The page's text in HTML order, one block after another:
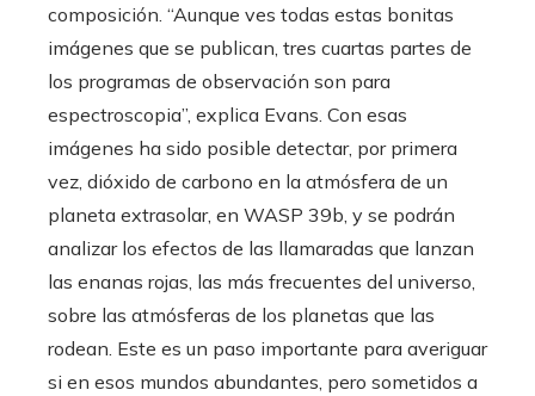
composición. “Aunque ves todas estas bonitas
imágenes que se publican, tres cuartas partes de
los programas de observación son para
espectroscopia”, explica Evans. Con esas
imágenes ha sido posible detectar, por primera
vez, dióxido de carbono en la atmósfera de un
planeta extrasolar, en WASP 39b, y se podrán
analizar los efectos de las llamaradas que lanzan
las enanas rojas, las más frecuentes del universo,
sobre las atmósferas de los planetas que las
rodean. Este es un paso importante para averiguar
si en esos mundos abundantes, pero sometidos a